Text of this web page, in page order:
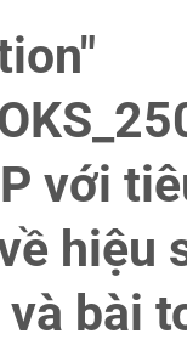
với
hiệu
bài